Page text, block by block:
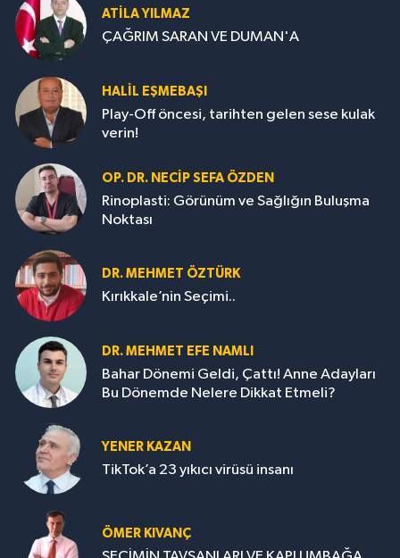
ATILA YILMAZ
ÇAĞRIM SARAN VE DUMAN'A
HALIL EŞMEBAŞI
Play-Off öncesi, tarihten gelen sese kulak
verin!
OP. DR. NECIP SEFA ÖZDEN
Rinoplasti: Görünüm ve Sağlığın Buluşma
Noktası
DR. MEHMET ÖZTÜRK
Kırıkkale’nin Seçimi..
DR. MEHMET EFE NAMLI
Bahar Dönemi Geldi, Çattı! Anne Adayları
Bu Dönemde Nelere Dikkat Etmeli?
YENER KAZAN
TikTok’a 23 yıkıcı virüsü insanı
ÖMER KIVANÇ